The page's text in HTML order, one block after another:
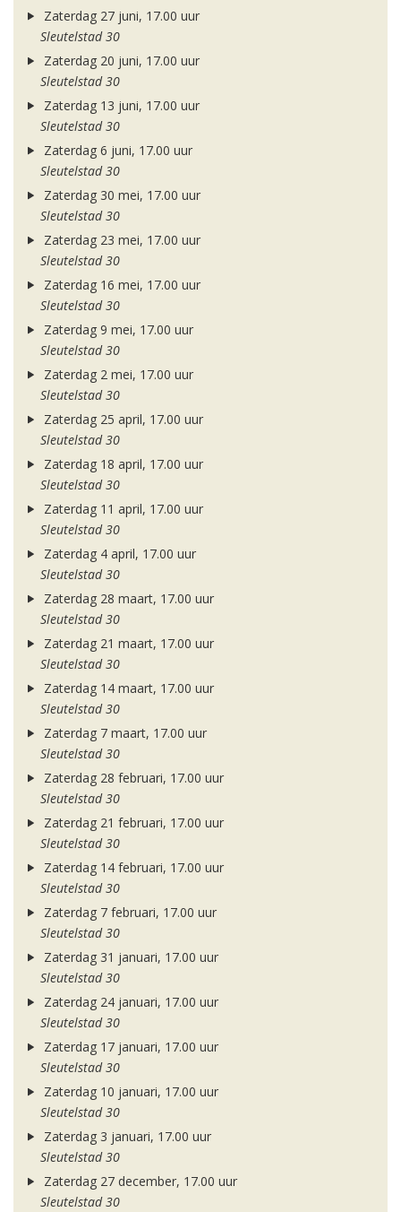
Zaterdag 27 juni, 17.00 uur
Sleutelstad 30
Zaterdag 20 juni, 17.00 uur
Sleutelstad 30
Zaterdag 13 juni, 17.00 uur
Sleutelstad 30
Zaterdag 6 juni, 17.00 uur
Sleutelstad 30
Zaterdag 30 mei, 17.00 uur
Sleutelstad 30
Zaterdag 23 mei, 17.00 uur
Sleutelstad 30
Zaterdag 16 mei, 17.00 uur
Sleutelstad 30
Zaterdag 9 mei, 17.00 uur
Sleutelstad 30
Zaterdag 2 mei, 17.00 uur
Sleutelstad 30
Zaterdag 25 april, 17.00 uur
Sleutelstad 30
Zaterdag 18 april, 17.00 uur
Sleutelstad 30
Zaterdag 11 april, 17.00 uur
Sleutelstad 30
Zaterdag 4 april, 17.00 uur
Sleutelstad 30
Zaterdag 28 maart, 17.00 uur
Sleutelstad 30
Zaterdag 21 maart, 17.00 uur
Sleutelstad 30
Zaterdag 14 maart, 17.00 uur
Sleutelstad 30
Zaterdag 7 maart, 17.00 uur
Sleutelstad 30
Zaterdag 28 februari, 17.00 uur
Sleutelstad 30
Zaterdag 21 februari, 17.00 uur
Sleutelstad 30
Zaterdag 14 februari, 17.00 uur
Sleutelstad 30
Zaterdag 7 februari, 17.00 uur
Sleutelstad 30
Zaterdag 31 januari, 17.00 uur
Sleutelstad 30
Zaterdag 24 januari, 17.00 uur
Sleutelstad 30
Zaterdag 17 januari, 17.00 uur
Sleutelstad 30
Zaterdag 10 januari, 17.00 uur
Sleutelstad 30
Zaterdag 3 januari, 17.00 uur
Sleutelstad 30
Zaterdag 27 december, 17.00 uur
Sleutelstad 30